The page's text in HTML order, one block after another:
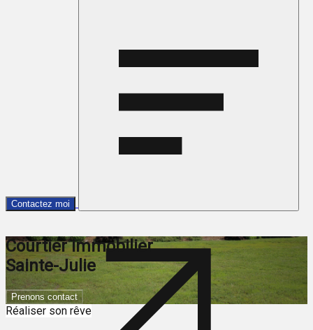
Contactez moi
Courtier immobilier
Sainte-Julie
Prenons contact
Réaliser son rêve